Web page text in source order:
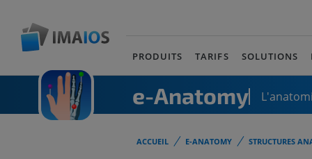
PRODUITS TARIFS SOLUTIONS
e-Anatomy
ACCUEIL E-ANATOMY STRUCTURES